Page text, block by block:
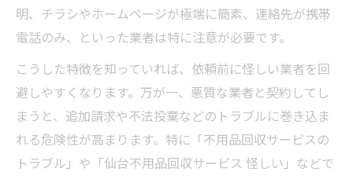
不用品回収の疑問を解消するチェックポイ
ント
不用品回収依頼前に確認したい安心材料
明、チラシやホームページが極端に簡素、連絡先が携帯
電話のみ、といった業者は特に注意が必要です。
こうした特徴を知っていれば、依頼前に怪しい業者を回
避しやすくなります。万が一、悪質な業者と契約してし
まうと、追加請求や不法投棄などのトラブルに巻き込ま
れる危険性が高まります。特に「不用品回収サービスの
トラブル」や「仙台不用品回収サービス 怪しい」などで